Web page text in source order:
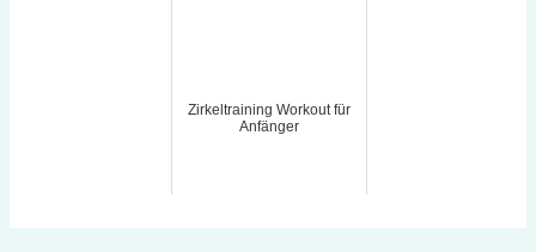
Zirkeltraining Workout für
Anfänger